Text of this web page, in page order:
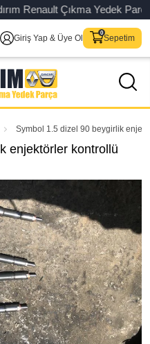
Renault Çıkma Yedek
Giriş Yap & Üye Ol Sepetim
Symbol 1.5 dizel 90 beygirlik
enjektörler kontrollü